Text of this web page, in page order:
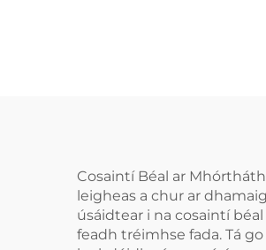
Cosaintí Béal ar
leigheas a chur ar
úsáidtear i na cosaintí
feadh tréimhse fada. Tá